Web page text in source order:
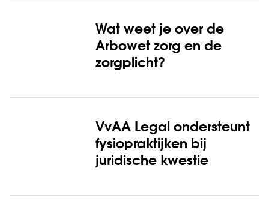
Wat weet je over de
Arbowet zorg en de
zorgplicht?
VvAA Legal ondersteunt
fysiopraktijken bij
juridische kwestie